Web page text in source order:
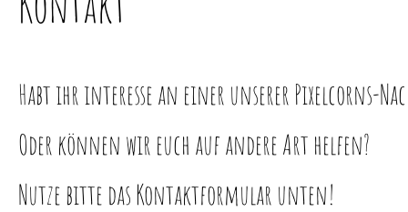
Habt ihr interesse an einer unserer Pixelcorns-
Oder können wir euch auf andere Art helfen?
Nutze bitte das Kontaktformular unten!